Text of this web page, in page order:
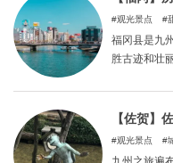
USD
关於DEEPLOG
观光景点
福冈县是九
胜古迹和壮
【佐贺】
观光景点